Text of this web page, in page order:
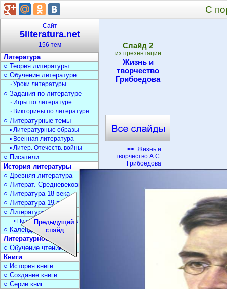
С
Cлайд 2
из презентации
Жизнь и
творчество
Грибоедова
<< Жизнь и
творчество А.С.
Грибоедова
Сайт
5literatura.net
156 тем
Литература
○ Теория литературы
○ Обучение литературе
▫ Уроки литературы
○ Задания по литературе
▫ Игры по литературе
▫ Викторины по литературе
○ Литературные темы
▫ Литературные образы
▫ Военная литература
▫ Литер. Отечеств. войны
○ Писатели
История литературы
○ Древняя литература
○ Литерат. Средневековья
○ Литература 18 века
○ Литература 19 века
○ Литература 20 века
• Поэзия Серебрян. века
○ Календарь дат
Литературное чтение
○ Обучение чтению
Книги
○ История книги
○ Создание книги
○ Серии книг